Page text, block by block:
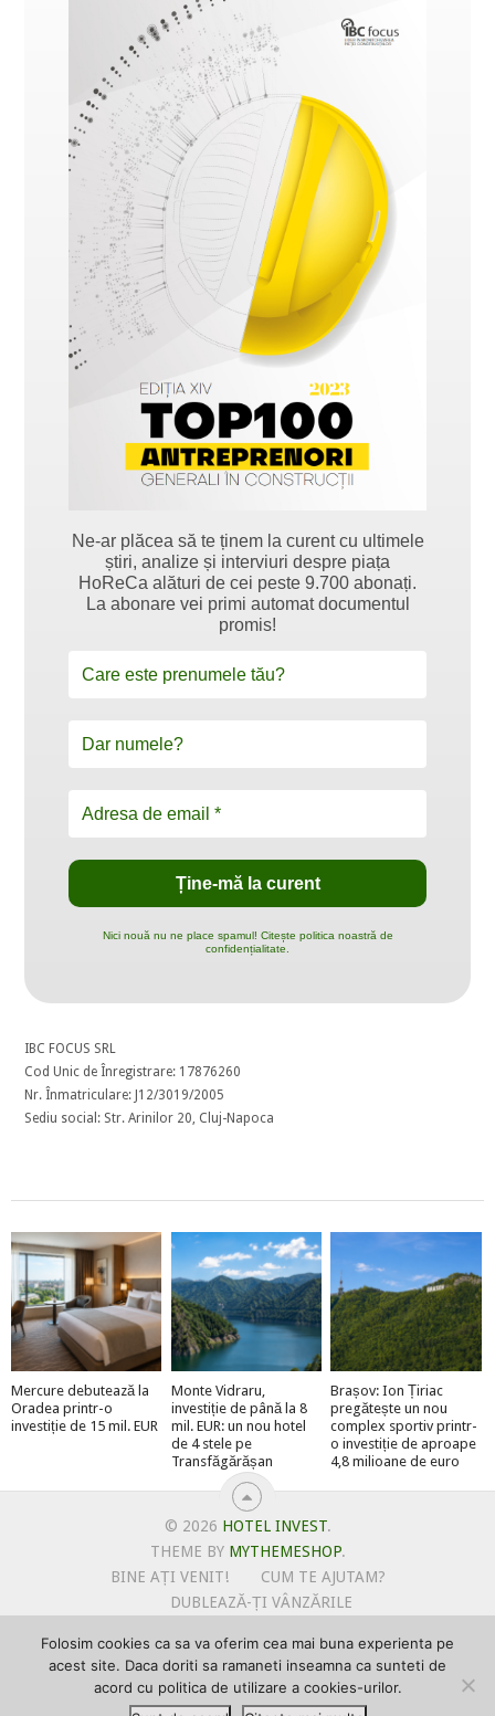
Ne-ar plăcea să te ținem la curent cu ultimele
știri, analize și interviuri despre piața
HoReCa alături de cei peste 9.700 abonați.
La abonare vei primi automat documentul
promis!
Nici nouă nu ne place spamul! Citește politica noastră de
confidențialitate.
IBC FOCUS SRL
Cod Unic de Înregistrare: 17876260
Nr. Înmatriculare: J12/3019/2005
Sediu social: Str. Arinilor 20, Cluj-Napoca
Mercure debutează la
Oradea printr-o
investiție de 15 mil. EUR
Monte Vidraru,
investiție de până la 8
mil. EUR: un nou hotel
de 4 stele pe
Transfăgărășan
Brașov: Ion Țiriac
pregătește un nou
complex sportiv printr-
o investiție de aproape
4,8 milioane de euro
© 2026 HOTEL INVEST.
THEME BY MYTHEMESHOP.
BINE AȚI VENIT!
CUM TE AJUTAM?
DUBLEAZĂ-ȚI VÂNZĂRILE
POLITICA DE UTILIZARE COOKIE-URI
PRIMEȘTI GRATUIT MEGA-CADOURI LA ABONARE
PROMOVEAZĂ-TE PE HOTELINVEST
Folosim cookies ca sa va oferim cea mai buna experienta pe
acest site. Daca doriti sa ramaneti inseamna ca sunteti de
acord cu politica de utilizare a cookies-urilor.